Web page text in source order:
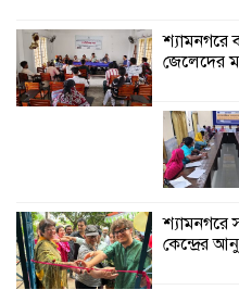
শ্যামনগরে
জেলেদের
শ্যামনগরে
কেন্দ্রের